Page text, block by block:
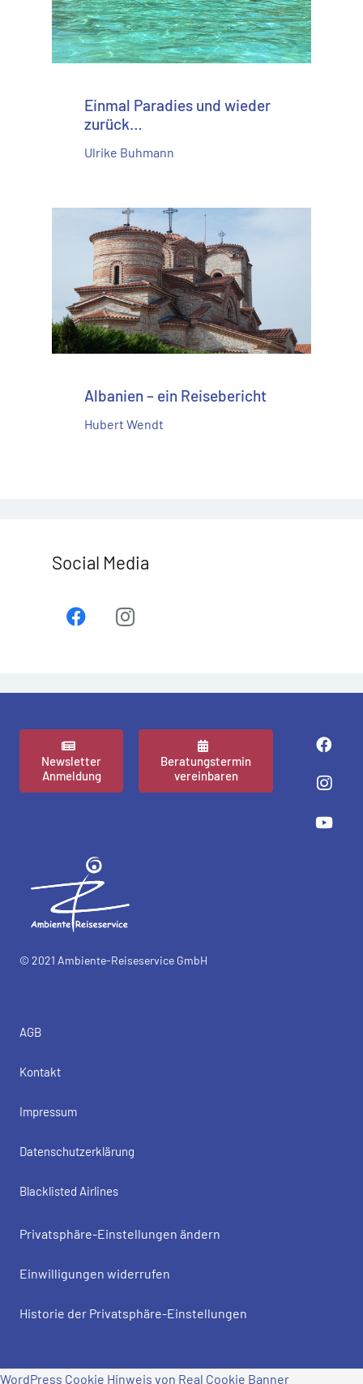
Einmal Paradies und wieder
zurück…
Ulrike Buhmann
Albanien – ein Reisebericht
Hubert Wendt
Social Media
Newsletter
Anmeldung
Beratungstermin
vereinbaren
© 2021 Ambiente-Reiseservice GmbH
AGB
Kontakt
Impressum
Datenschutzerklärung
Blacklisted Airlines
Privatsphäre-Einstellungen ändern
Einwilligungen widerrufen
Historie der Privatsphäre-Einstellungen
WordPress Cookie Hinweis von Real Cookie Banner